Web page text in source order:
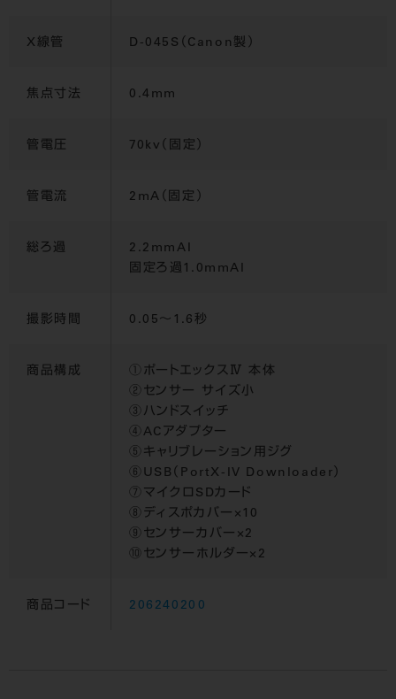
X線管 D-045S（Canon製）
焦点寸法 0.4mm
管電圧 70kv（固定）
管電流 2mA（固定）
総ろ過
2.2mmAI
固定ろ過1.0mmAI
撮影時間 0.05～1.6秒
商品構成
①ポートエックスⅣ 本体
②センサー サイズ小
③ハンドスイッチ
④ACアダプター
⑤キャリブレーション用ジグ
⑥USB（PortX-IV Downloader）
⑦マイクロSDカード
⑧ディスポカバー×10
⑨センサーカバー×2
⑩センサーホルダー×2
商品コード 206240200